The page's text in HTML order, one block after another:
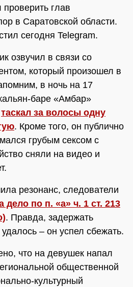
глав
в Саратовской области.
сегодня Telegram.
озвучил в связи со
который произошел в
в ночь на 17
баре «Амбар»
таскал за волосы одну
. Кроме того, он публично
грубым сексом с
сняли на видео и
резонанс, следователи
дело по п. «а» ч. 1 ст. 213
. Правда, задержать
– он успел сбежать.
что на девушек напал
общественной
культурный